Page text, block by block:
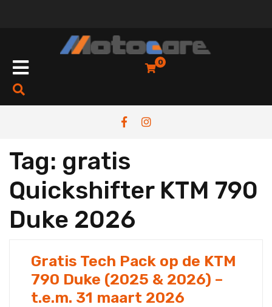
Open
0
Tag: gratis
Quickshifter KTM 790
Duke 2026
Gratis Tech Pack op de KTM
790 Duke (2025 & 2026) –
t.e.m. 31 maart 2026